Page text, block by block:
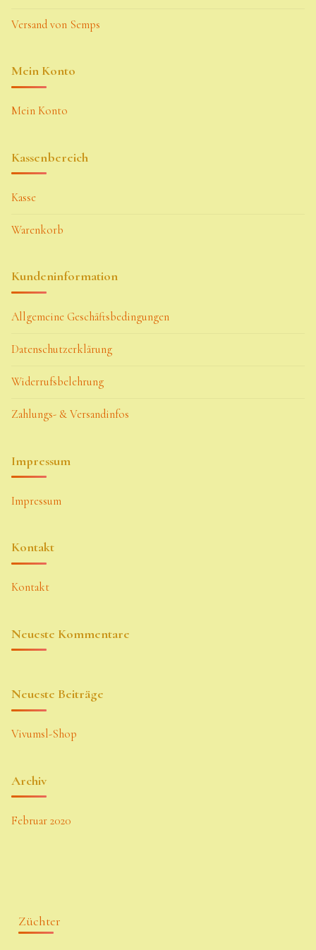
Versand von Semps
Mein Konto
Mein Konto
Kassenbereich
Kasse
Warenkorb
Kundeninformation
Allgemeine Geschäftsbedingungen
Datenschutzerklärung
Widerrufsbelehrung
Zahlungs- & Versandinfos
Impressum
Impressum
Kontakt
Kontakt
Neueste Kommentare
Neueste Beiträge
Vivumsl-Shop
Archiv
Februar 2020
Züchter